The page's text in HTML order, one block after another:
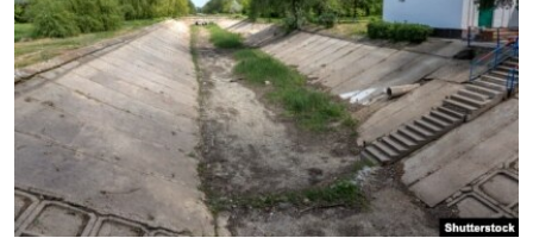
ВСЕ ЗА ДЕНЬ
СПЕЦПРОЕКТИ
ДЕПОРТАЦІЯ
ВІДЕОУРОКИ «ELIFBE»
СВІДЧЕННЯ ОКУПАЦІЇ
УКРАЇНСЬКА ПРОБЛЕМА КРИМУ
ЯК ОБІЙТИ БЛОКУВАННЯ
Русский
Qırımtatar